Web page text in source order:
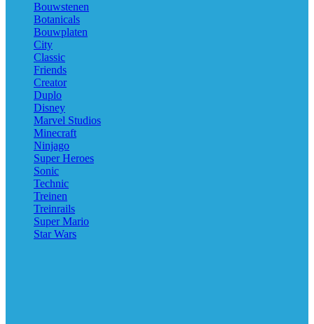
Bouwstenen
Botanicals
Bouwplaten
City
Classic
Friends
Creator
Duplo
Disney
Marvel Studios
Minecraft
Ninjago
Super Heroes
Sonic
Technic
Treinen
Treinrails
Super Mario
Star Wars